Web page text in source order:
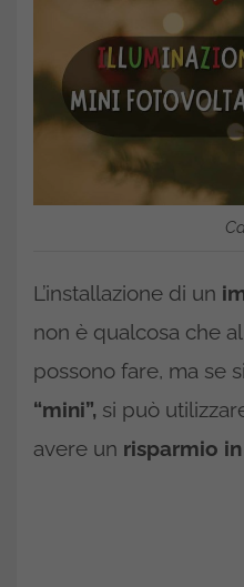
L’installazione di un
non è qualcosa che
possono fare, ma se
“mini”, si può
avere un risparmio